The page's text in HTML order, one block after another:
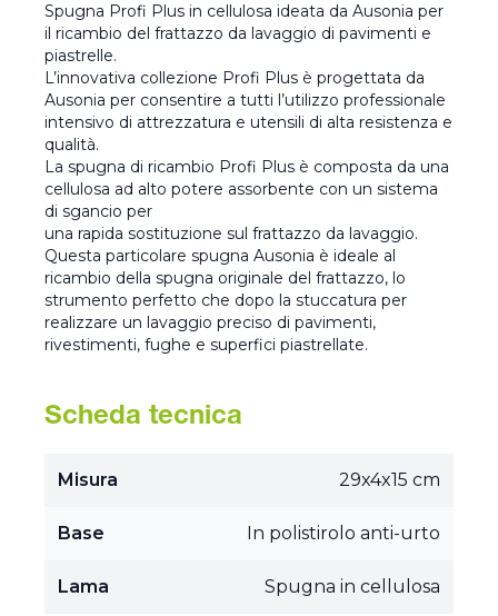
Spugna Profi Plus in cellulosa ideata da Ausonia per
il ricambio del frattazzo da lavaggio di pavimenti e
piastrelle.
L’innovativa collezione Profi Plus è progettata da
Ausonia per consentire a tutti l’utilizzo professionale
intensivo di attrezzatura e utensili di alta resistenza e
qualità.
La spugna di ricambio Profi Plus è composta da una
cellulosa ad alto potere assorbente con un sistema
di sgancio per
una rapida sostituzione sul frattazzo da lavaggio.
Questa particolare spugna Ausonia è ideale al
ricambio della spugna originale del frattazzo, lo
strumento perfetto che dopo la stuccatura per
realizzare un lavaggio preciso di pavimenti,
rivestimenti, fughe e superfici piastrellate.
Scheda tecnica
Misura 29x4x15 cm
Base In polistirolo anti-urto
Lama Spugna in cellulosa